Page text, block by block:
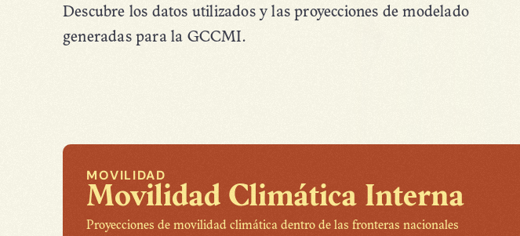
Descubre los datos utilizados y las proyecciones de modelado
generadas para la GCCMI.
MOVILIDAD
Movilidad Climática Interna
Proyecciones de movilidad climática dentro de las fronteras nacionales